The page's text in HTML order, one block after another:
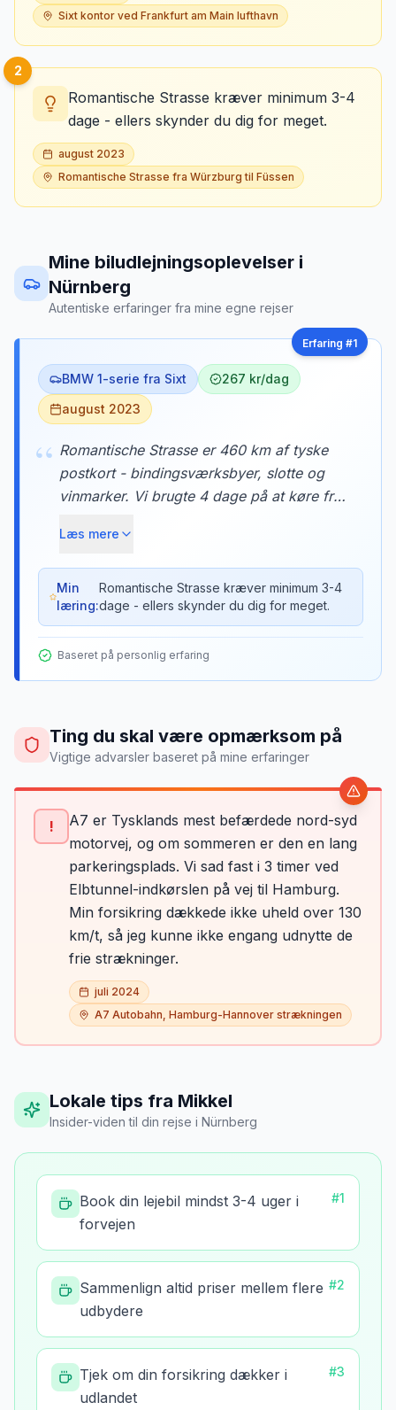
Sixt kontor ved Frankfurt am Main lufthavn
2
Romantische Strasse kræver minimum 3-4
dage - ellers skynder du dig for meget.
august 2023
Romantische Strasse fra Würzburg til Füssen
Mine biludlejningsoplevelser i
Nürnberg
Autentiske erfaringer fra mine egne rejser
Erfaring #1
BMW 1-serie fra Sixt
267 kr/dag
august 2023
“ Romantische Strasse er 460 km af tyske
postkort - bindingsværksbyer, slotte og
vinmarker. Vi brugte 4 dage på at køre fra
overnatninger i Rothenburg ob der Tauber
og Dinkelsbühl. Hver landsby var som at
træde ind i et eventyr.
Læs mere
Min
læring:
Romantische Strasse kræver minimum 3-4
dage - ellers skynder du dig for meget.
Baseret på personlig erfaring
Ting du skal være opmærksom på
Vigtige advarsler baseret på mine erfaringer
!
A7 er Tysklands mest befærdede nord-syd
motorvej, og om sommeren er den en lang
parkeringsplads. Vi sad fast i 3 timer ved
Elbtunnel-indkørslen på vej til Hamburg.
Min forsikring dækkede ikke uheld over 130
km/t, så jeg kunne ikke engang udnytte de
frie strækninger.
juli 2024
A7 Autobahn, Hamburg-Hannover strækningen
Lokale tips fra Mikkel
Insider-viden til din rejse i Nürnberg
Book din lejebil mindst 3-4 uger i
forvejen
#1
Sammenlign altid priser mellem flere
udbydere
#2
Tjek om din forsikring dækker i
udlandet
#3